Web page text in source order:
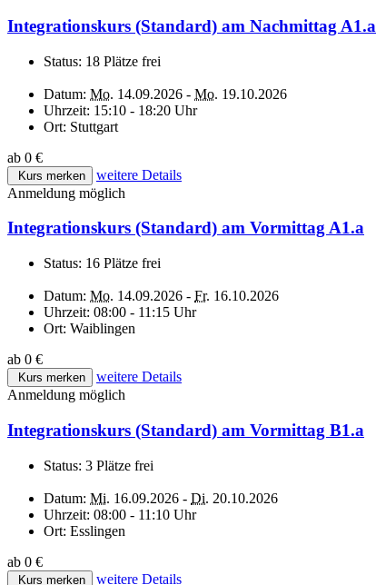
Integrationskurs (Standard) am Nachmittag A1.a
Status: 18 Plätze frei
Datum: Mo. 14.09.2026 - Mo. 19.10.2026
Uhrzeit: 15:10 - 18:20 Uhr
Ort: Stuttgart
ab 0 €
Kurs merken
weitere Details
Anmeldung möglich
Integrationskurs (Standard) am Vormittag A1.a
Status: 16 Plätze frei
Datum: Mo. 14.09.2026 - Fr. 16.10.2026
Uhrzeit: 08:00 - 11:15 Uhr
Ort: Waiblingen
ab 0 €
Kurs merken
weitere Details
Anmeldung möglich
Integrationskurs (Standard) am Vormittag B1.a
Status: 3 Plätze frei
Datum: Mi. 16.09.2026 - Di. 20.10.2026
Uhrzeit: 08:00 - 11:10 Uhr
Ort: Esslingen
ab 0 €
Kurs merken
weitere Details